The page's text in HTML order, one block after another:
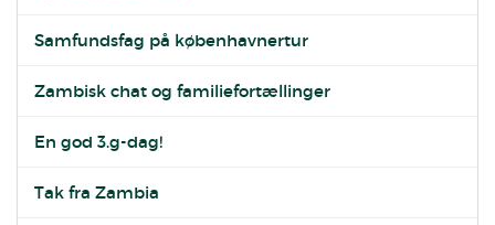
Samfundsfag på københavnertur
Zambisk chat og familiefortællinger
En god 3.g-dag!
Tak fra Zambia